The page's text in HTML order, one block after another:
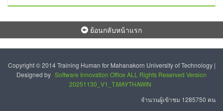
ย้อนกลับหน้าแรก
Copyright © 2014 Training Human for Mahanakorn University of Technology |
Designed by Software Innovation Office ALL Rights Reserved Version
20251130_V1_T.MAYTHAWIN
จำนวนผู้เข้าชม 1285750 คน